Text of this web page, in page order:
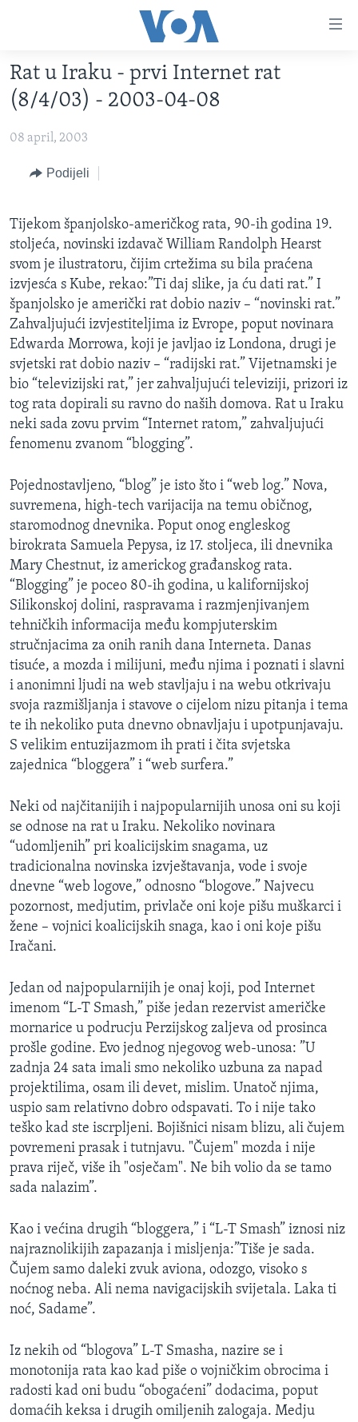
glavni
sadržaj
Pređi
na
navigaciju
na
pretragu
TV PROGRAM
VIDEO
FOTOGRAFIJE DANA
VIJESTI
BOSNA I HERCEGOVINA
SVIJET
SPECIJALNI PROJEKTI
KORUPCIJA
SLOBODA MEDIJA
ŽENSKA STRANA
IZBJEGLIČKA STRANA
MAGAZIN
O GLASU AMERIKE
Learning English
PRATITE NAS
Jezici
Rat u Iraku - prvi Internet rat
(8/4/03) - 2003-04-08
08 april, 2003
Podijeli
Tijekom španjolsko-američkog rata, 90-ih godina 19.
stoljeća, novinski izdavač William Randolph Hearst
svom je ilustratoru, čijim crtežima su bila praćena
izvjesća s Kube, rekao:”Ti daj slike, ja ću dati rat.” I
španjolsko je američki rat dobio naziv – “novinski rat.”
Zahvaljujući izvjestiteljima iz Evrope, poput novinara
Edwarda Morrowa, koji je javljao iz Londona, drugi je
svjetski rat dobio naziv – “radijski rat.” Vijetnamski je
bio “televizijski rat,” jer zahvaljujući televiziji, prizori iz
tog rata dopirali su ravno do naših domova. Rat u Iraku
neki sada zovu prvim “Internet ratom,” zahvaljujući
fenomenu zvanom “blogging”.
Pojednostavljeno, “blog” je isto što i “web log.” Nova,
suvremena, high-tech varijacija na temu običnog,
staromodnog dnevnika. Poput onog engleskog
birokrata Samuela Pepysa, iz 17. stoljeca, ili dnevnika
Mary Chestnut, iz americkog građanskog rata.
“Blogging” je poceo 80-ih godina, u kalifornijskoj
Silikonskoj dolini, raspravama i razmjenjivanjem
tehničkih informacija među kompjuterskim
stručnjacima za onih ranih dana Interneta. Danas
tisuće, a mozda i milijuni, među njima i poznati i slavni
i anonimni ljudi na web stavljaju i na webu otkrivaju
svoja razmišljanja i stavove o cijelom nizu pitanja i tema
te ih nekoliko puta dnevno obnavljaju i upotpunjavaju.
S velikim entuzijazmom ih prati i čita svjetska
zajednica “bloggera” i “web surfera.”
Neki od najčitanijih i najpopularnijih unosa oni su koji
se odnose na rat u Iraku. Nekoliko novinara
“udomljenih” pri koalicijskim snagama, uz
tradicionalna novinska izvještavanja, vode i svoje
dnevne “web logove,” odnosno “blogove.” Najvecu
pozornost, medjutim, privlače oni koje pišu muškarci i
žene – vojnici koalicijskih snaga, kao i oni koje pišu
Iračani.
Jedan od najpopularnijih je onaj koji, pod Internet
imenom “L-T Smash,” piše jedan rezervist američke
mornarice u podrucju Perzijskog zaljeva od prosinca
prošle godine. Evo jednog njegovog web-unosa: ”U
zadnja 24 sata imali smo nekoliko uzbuna za napad
projektilima, osam ili devet, mislim. Unatoč njima,
uspio sam relativno dobro odspavati. To i nije tako
teško kad ste iscrpljeni. Bojišnici nisam blizu, ali čujem
povremeni prasak i tutnjavu. "Čujem" mozda i nije
prava riječ, više ih "osječam". Ne bih volio da se tamo
sada nalazim”.
Kao i većina drugih “bloggera,” i “L-T Smash” iznosi niz
najraznolikijih zapazanja i misljenja:”Tiše je sada.
Čujem samo daleki zvuk aviona, odozgo, visoko s
noćnog neba. Ali nema navigacijskih svijetala. Laka ti
noć, Sadame”.
Iz nekih od “blogova” L-T Smasha, nazire se i
monotonija rata kao kad piše o vojničkim obrocima i
radosti kad oni budu “obogaćeni” dodacima, poput
domaćih keksa i drugih omiljenih zalogaja. Medju